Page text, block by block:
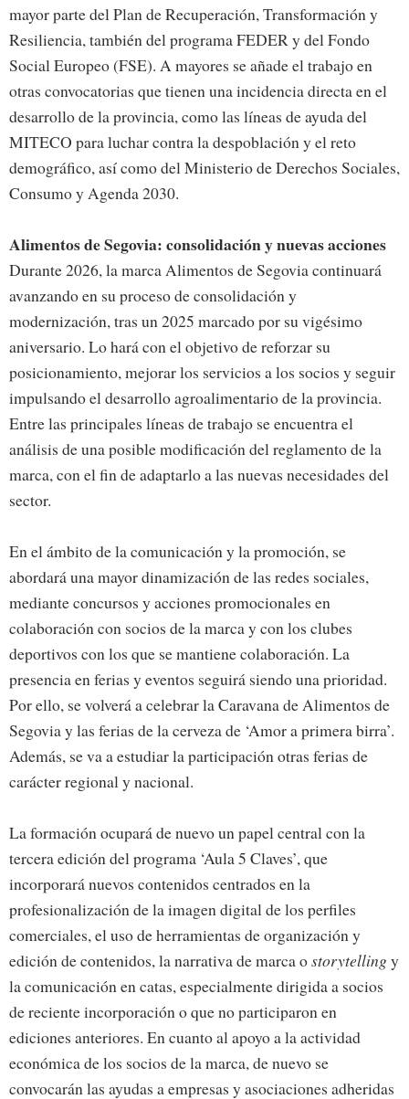
mayor parte del Plan de Recuperación, Transformación y
Resiliencia, también del programa FEDER y del Fondo
Social Europeo (FSE). A mayores se añade el trabajo en
otras convocatorias que tienen una incidencia directa en el
desarrollo de la provincia, como las líneas de ayuda del
MITECO para luchar contra la despoblación y el reto
demográfico, así como del Ministerio de Derechos Sociales,
Consumo y Agenda 2030.
Alimentos de Segovia: consolidación y nuevas acciones
Durante 2026, la marca Alimentos de Segovia continuará
avanzando en su proceso de consolidación y
modernización, tras un 2025 marcado por su vigésimo
aniversario. Lo hará con el objetivo de reforzar su
posicionamiento, mejorar los servicios a los socios y seguir
impulsando el desarrollo agroalimentario de la provincia.
Entre las principales líneas de trabajo se encuentra el
análisis de una posible modificación del reglamento de la
marca, con el fin de adaptarlo a las nuevas necesidades del
sector.
En el ámbito de la comunicación y la promoción, se
abordará una mayor dinamización de las redes sociales,
mediante concursos y acciones promocionales en
colaboración con socios de la marca y con los clubes
deportivos con los que se mantiene colaboración. La
presencia en ferias y eventos seguirá siendo una prioridad.
Por ello, se volverá a celebrar la Caravana de Alimentos de
Segovia y las ferias de la cerveza de ‘Amor a primera birra’.
Además, se va a estudiar la participación otras ferias de
carácter regional y nacional.
La formación ocupará de nuevo un papel central con la
tercera edición del programa ‘Aula 5 Claves’, que
incorporará nuevos contenidos centrados en la
profesionalización de la imagen digital de los perfiles
comerciales, el uso de herramientas de organización y
edición de contenidos, la narrativa de marca ostorytellingy
la comunicación en catas, especialmente dirigida a socios
de reciente incorporación o que no participaron en
ediciones anteriores. En cuanto al apoyo a la actividad
económica de los socios de la marca, de nuevo se
convocarán las ayudas a empresas y asociaciones adheridas